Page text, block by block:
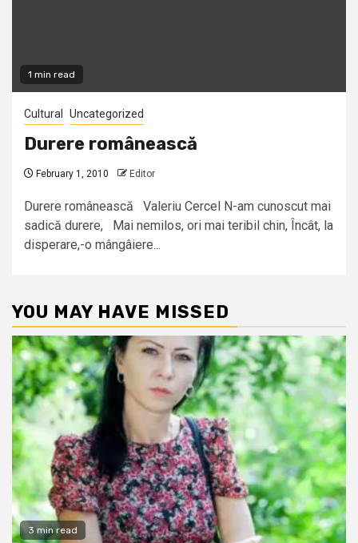
1 min read
Cultural Uncategorized
Durere românească
February 1, 2010 Editor
Durere românească Valeriu Cercel N-am cunoscut mai
sadică durere, Mai nemilos, ori mai teribil chin, Încât, la
disperare,-o mângâiere...
YOU MAY HAVE MISSED
3 min read